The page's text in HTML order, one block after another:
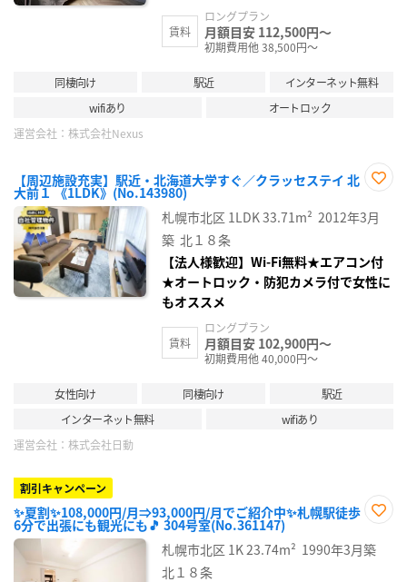
賃料
ロングプラン
月額目安 112,500円～
初期費用他 38,500円～
同棲向け 駅近
インターネット無料
wifiあり
オートロック
運営会社： 株式会社Nexus
【周辺施設充実】駅近・北海道大学すぐ／クラッセステイ 北
大前１ 《1LDK》(No.143980)
に入
り登
札幌市北区 1LDK33.71m² 2012年3月
築 北１８条
【法人様歓迎】Wi-Fi無料★エアコン付
★オートロック・防犯カメラ付で女性に
もオススメ
賃料
ロングプラン
月額目安 102,900円～
初期費用他 40,000円～
女性向け 同棲向け
駅近
インターネット無料
wifiあり
運営会社： 株式会社日動
割引キャンペーン
✨夏割✨108,000円/月⇒93,000円/月でご紹介中✨札幌駅徒歩
6分で出張にも観光にも🎵 304号室(No.361147)
に入
り登
札幌市北区 1K23.74m² 1990年3月築
北１８条